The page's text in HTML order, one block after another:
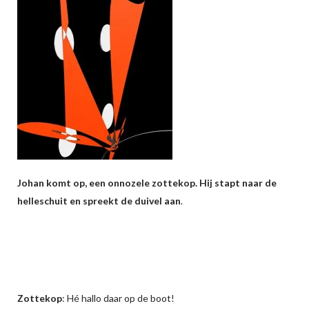
Johan komt op, een onnozele zottekop. Hij stapt naar de
helleschuit en spreekt de duivel aan.
Zottekop: Hé hallo daar op de boot!